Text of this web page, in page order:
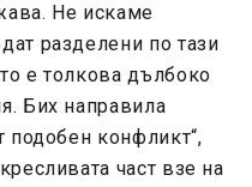
Не искаме
разделени по тази
е толкова дълбоко
Бих направила
подобен конфликт“,
част взе на